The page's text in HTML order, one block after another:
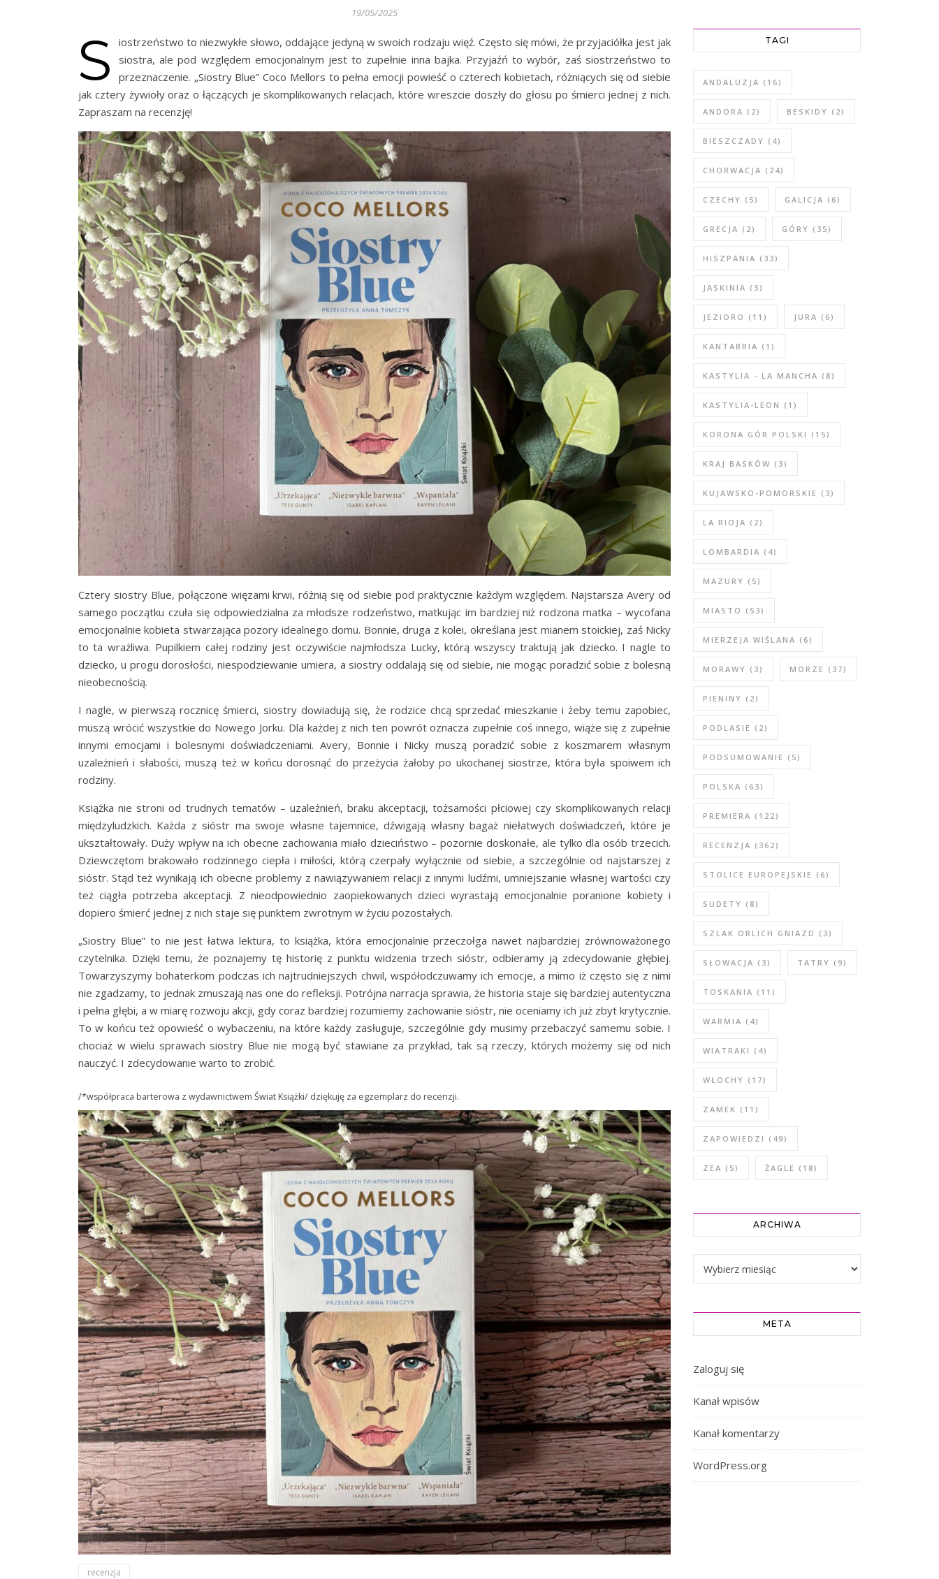
19/05/2025
S
iostrzeństwo to niezwykłe słowo, oddające jedyną w swoich rodzaju więź. Często się mówi, że przyjaciółka jest jak
siostra, ale pod względem emocjonalnym jest to zupełnie inna bajka. Przyjaźń to wybór, zaś siostrzeństwo to
przeznaczenie. „Siostry Blue” Coco Mellors to pełna emocji powieść o czterech kobietach, różniących się od siebie
jak cztery żywioły oraz o łączących je skomplikowanych relacjach, które wreszcie doszły do głosu po śmierci jednej z nich.
Zapraszam na recenzję!
Cztery siostry Blue, połączone więzami krwi, różnią się od siebie pod praktycznie każdym względem. Najstarsza Avery od
samego początku czuła się odpowiedzialna za młodsze rodzeństwo, matkując im bardziej niż rodzona matka – wycofana
emocjonalnie kobieta stwarzająca pozory idealnego domu. Bonnie, druga z kolei, określana jest mianem stoickiej, zaś Nicky
to ta wrażliwa. Pupilkiem całej rodziny jest oczywiście najmłodsza Lucky, którą wszyscy traktują jak dziecko. I nagle to
dziecko, u progu dorosłości, niespodziewanie umiera, a siostry oddalają się od siebie, nie mogąc poradzić sobie z bolesną
nieobecnością.
I nagle, w pierwszą rocznicę śmierci, siostry dowiadują się, że rodzice chcą sprzedać mieszkanie i żeby temu zapobiec,
muszą wrócić wszystkie do Nowego Jorku. Dla każdej z nich ten powrót oznacza zupełnie coś innego, wiąże się z zupełnie
innymi emocjami i bolesnymi doświadczeniami. Avery, Bonnie i Nicky muszą poradzić sobie z koszmarem własnym
uzależnień i słabości, muszą też w końcu dorosnąć do przeżycia żałoby po ukochanej siostrze, która była spoiwem ich
rodziny.
Książka nie stroni od trudnych tematów – uzależnień, braku akceptacji, tożsamości płciowej czy skomplikowanych relacji
międzyludzkich. Każda z sióstr ma swoje własne tajemnice, dźwigają własny bagaż niełatwych doświadczeń, które je
ukształtowały. Duży wpływ na ich obecne zachowania miało dzieciństwo – pozornie doskonałe, ale tylko dla osób trzecich.
Dziewczętom brakowało rodzinnego ciepła i miłości, którą czerpały wyłącznie od siebie, a szczególnie od najstarszej z
sióstr. Stąd też wynikają ich obecne problemy z nawiązywaniem relacji z innymi ludźmi, umniejszanie własnej wartości czy
też ciągła potrzeba akceptacji. Z nieodpowiednio zaopiekowanych dzieci wyrastają emocjonalnie poranione kobiety i
dopiero śmierć jednej z nich staje się punktem zwrotnym w życiu pozostałych.
„Siostry Blue” to nie jest łatwa lektura, to książka, która emocjonalnie przeczołga nawet najbardziej zrównoważonego
czytelnika. Dzięki temu, że poznajemy tę historię z punktu widzenia trzech sióstr, odbieramy ją zdecydowanie głębiej.
Towarzyszymy bohaterkom podczas ich najtrudniejszych chwil, współodczuwamy ich emocje, a mimo iż często się z nimi
nie zgadzamy, to jednak zmuszają nas one do refleksji. Potrójna narracja sprawia, że historia staje się bardziej autentyczna
i pełna głębi, a w miarę rozwoju akcji, gdy coraz bardziej rozumiemy zachowanie sióstr, nie oceniamy ich już zbyt krytycznie.
To w końcu też opowieść o wybaczeniu, na które każdy zasługuje, szczególnie gdy musimy przebaczyć samemu sobie. I
chociaż w wielu sprawach siostry Blue nie mogą być stawiane za przykład, tak są rzeczy, których możemy się od nich
nauczyć. I zdecydowanie warto to zrobić.
/*współpraca barterowa z wydawnictwem Świat Książki/ dziękuję za egzemplarz do recenzji.
recenzja
TAGI
ANDALUZJA (16)
ANDORA (2) BESKIDY (2)
BIESZCZADY (4)
CHORWACJA (24)
CZECHY (5) GALICJA (6)
GRECJA (2) GÓRY (35)
HISZPANIA (33)
JASKINIA (3)
JEZIORO (11) JURA (6)
KANTABRIA (1)
KASTYLIA - LA MANCHA (8)
KASTYLIA-LEON (1)
KORONA GÓR POLSKI (15)
KRAJ BASKÓW (3)
KUJAWSKO-POMORSKIE (3)
LA RIOJA (2)
LOMBARDIA (4)
MAZURY (5)
MIASTO (53)
MIERZEJA WIŚLANA (6)
MORAWY (3) MORZE (37)
PIENINY (2)
PODLASIE (2)
PODSUMOWANIE (5)
POLSKA (63)
PREMIERA (122)
RECENZJA (362)
STOLICE EUROPEJSKIE (6)
SUDETY (8)
SZLAK ORLICH GNIAZD (3)
SŁOWACJA (3) TATRY (9)
TOSKANIA (11)
WARMIA (4)
WIATRAKI (4)
WŁOCHY (17)
ZAMEK (11)
ZAPOWIEDZI (49)
ZEA (5) ŻAGLE (18)
ARCHIWA
Archiwa
META
Zaloguj się
Kanał wpisów
Kanał komentarzy
WordPress.org